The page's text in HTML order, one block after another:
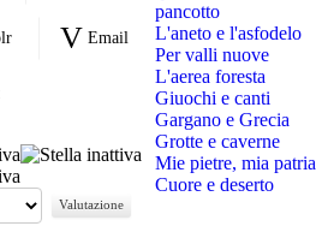
Email
pancotto
L'aneto e l'asfodelo
Per valli nuove
L'aerea foresta
Giuochi e canti
Gargano e Grecia
Grotte e caverne
Mie pietre, mia patria
Cuore e deserto